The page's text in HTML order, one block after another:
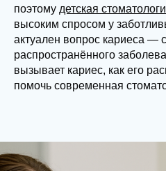
поэтому детская
высоким спросом у
актуален вопрос кариеса —
распространённого
вызывает кариес, как его
помочь современная